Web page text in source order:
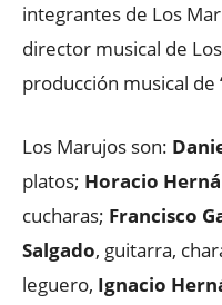
integrantes de Los
director musical de
producción musical de
Los Marujos son:
platos; Horacio
cucharas; Francisco
Salgado, guitarra,
leguero, Ignacio